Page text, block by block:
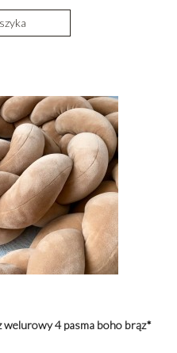
welurowy 4 pasma boho brąz*